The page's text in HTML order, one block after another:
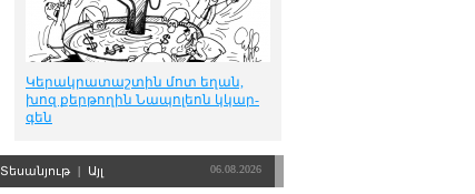
Կե­րակ­րա­տաշ­տին մոտ ե­ղան,
խոզ քեր­թո­ղին Նա­պո­լեոն կկար­
գեն
Տեսանյութ | Այլ 06.08.2026